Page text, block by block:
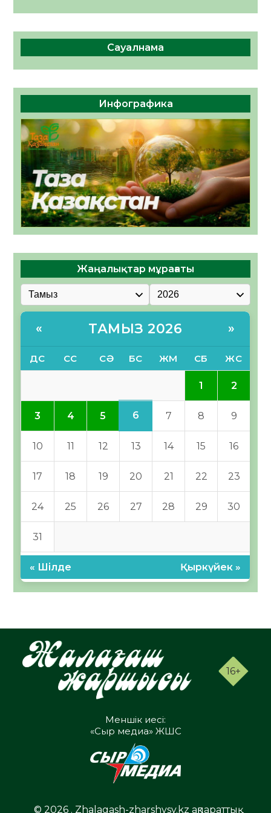
Сауалнама
Инфографика
Жаңалықтар мұрағаты
« ТАМЫЗ 2026 »
ДС СС СӘ БС ЖМ СБ ЖС
1 2
3 4 5 6 7 8 9
10 11 12 13 14 15 16
17 18 19 20 21 22 23
24 25 26 27 28 29 30
31
« Шілде Қыркүйек »
16+
Меншік иесі:
«Сыр медиа» ЖШС
© 2026 . Zhalagash-zharshysy.kz ақпараттық